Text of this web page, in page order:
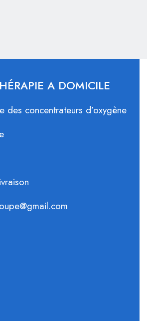
A DOMICILE
des concentrateurs d’oxygène